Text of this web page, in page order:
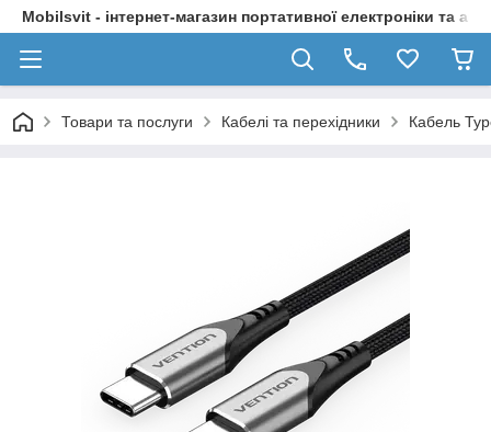
Mobilsvit - інтернет-магазин портативної електроніки та
Товари та послуги Кабелі та перехідники Кабель